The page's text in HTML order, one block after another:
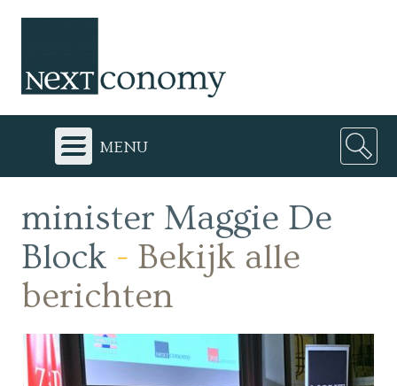
menu
minister Maggie De
Block - Bekijk alle
berichten